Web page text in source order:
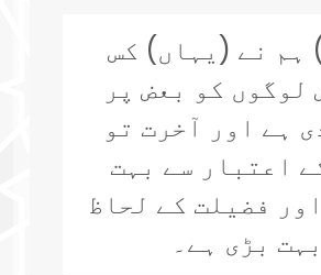
ہم نے (یہاں) کس
لوگوں کو بعض پر
ہے اور آخرت تو
اعتبار سے بہت
فضیلت کے لحاظ
بڑی ہے۔